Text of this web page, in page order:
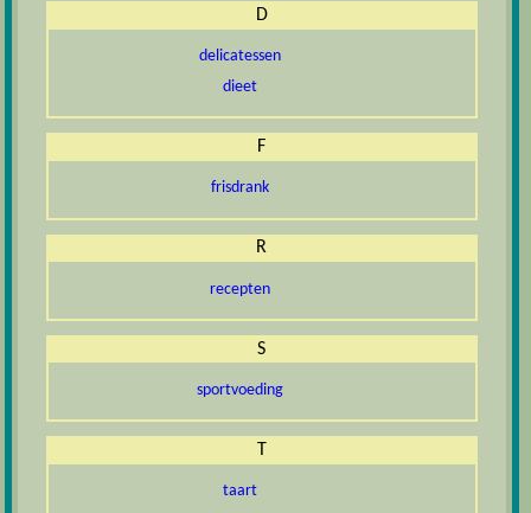
D
delicatessen
dieet
F
frisdrank
R
recepten
S
sportvoeding
T
taart